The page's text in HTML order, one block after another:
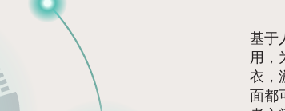
基于
用，
衣，
面都